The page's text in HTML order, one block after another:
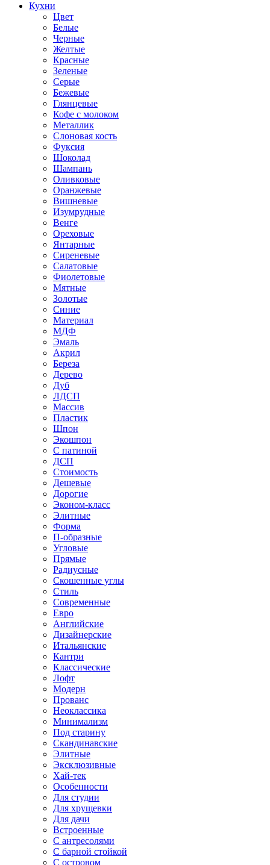
Кухни
Цвет
Белые
Черные
Желтые
Красные
Зеленые
Серые
Бежевые
Глянцевые
Кофе с молоком
Металлик
Слоновая кость
Фуксия
Шоколад
Шампань
Оливковые
Оранжевые
Вишневые
Изумрудные
Венге
Ореховые
Янтарные
Сиреневые
Салатовые
Фиолетовые
Мятные
Золотые
Синие
Материал
МДФ
Эмаль
Акрил
Береза
Дерево
Дуб
ЛДСП
Массив
Пластик
Шпон
Экошпон
С патиной
ДСП
Стоимость
Дешевые
Дорогие
Эконом-класс
Элитные
Форма
П-образные
Угловые
Прямые
Радиусные
Скошенные углы
Стиль
Современные
Евро
Английские
Дизайнерские
Итальянские
Кантри
Классические
Лофт
Модерн
Прованс
Неоклассика
Минимализм
Под старину
Скандинавские
Элитные
Эксклюзивные
Хай-тек
Особенности
Для студии
Для хрущевки
Для дачи
Встроенные
С антресолями
С барной стойкой
С островом